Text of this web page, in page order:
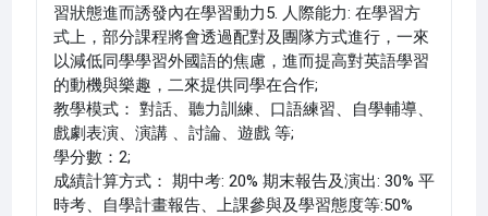
習狀態進而誘發內在學習動力5. 人際能力: 在學習方
式上，部分課程將會透過配對及團隊方式進行，一來
以減低同學學習外國語的焦慮，進而提高對英語學習
的動機與樂趣，二來提供同學在合作;
教學模式： 對話、聽力訓練、口語練習、自學輔導、
戲劇表演、演講 、討論、遊戲 等;
學分數：2;
成績計算方式： 期中考: 20% 期末報告及演出: 30% 平
時考、自學計畫報告、上課參與及學習態度等:50%